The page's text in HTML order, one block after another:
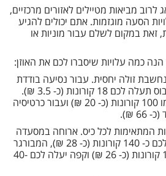
מביאות מטיילים לאזורים מרכזיים,
הסעה מוגזמות. אתם יכולים להגיע
זאת במקום לשלם עבור מוניות או
הנה כמה עלויות שיסברו לכם את האוזן:
זולה יחסית. עבור נסיעה בודדת
במטרו, חשמלית או באוטובוס תעלה לכם 18 קורונות (כ- 3.5 ₪).
עבור כרטיסיה יומית תשלמו 100 קורונות (כ- 20 ₪) ועבור כרטיסיה
המתאימות לכל כיס. ארוחה במסעדה
זולה יחסית עשויה לעלות לכם כ- 140 קורונות (כ- 28 ₪), המבורגר
במקדונלדס יעלה לכם 130 קורונות (כ- 26 ₪) וקפה יעלה לכם 40-